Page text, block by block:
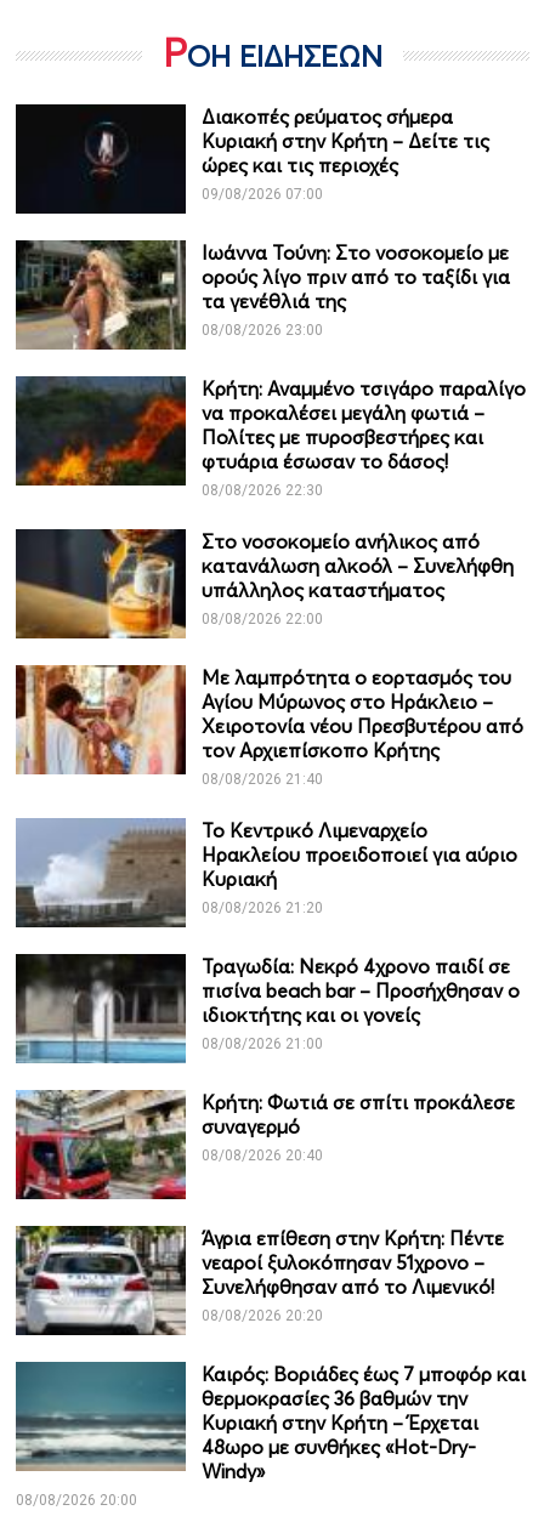
ΡΟΗ ΕΙΔΗΣΕΩΝ
Διακοπές ρεύματος σήμερα
Κυριακή στην Κρήτη – Δείτε τις
ώρες και τις περιοχές
09/08/2026 07:00
Ιωάννα Τούνη: Στο νοσοκομείο με
ορούς λίγο πριν από το ταξίδι για
τα γενέθλιά της
08/08/2026 23:00
Κρήτη: Αναμμένο τσιγάρο παραλίγο
να προκαλέσει μεγάλη φωτιά –
Πολίτες με πυροσβεστήρες και
φτυάρια έσωσαν το δάσος!
08/08/2026 22:30
Στο νοσοκομείο ανήλικος από
κατανάλωση αλκοόλ – Συνελήφθη
υπάλληλος καταστήματος
08/08/2026 22:00
Με λαμπρότητα ο εορτασμός του
Αγίου Μύρωνος στο Ηράκλειο –
Χειροτονία νέου Πρεσβυτέρου από
τον Αρχιεπίσκοπο Κρήτης
08/08/2026 21:40
Το Κεντρικό Λιμεναρχείο
Ηρακλείου προειδοποιεί για αύριο
Κυριακή
08/08/2026 21:20
Τραγωδία: Νεκρό 4χρονο παιδί σε
πισίνα beach bar – Προσήχθησαν ο
ιδιοκτήτης και οι γονείς
08/08/2026 21:00
Κρήτη: Φωτιά σε σπίτι προκάλεσε
συναγερμό
08/08/2026 20:40
Άγρια επίθεση στην Κρήτη: Πέντε
νεαροί ξυλοκόπησαν 51χρονο –
Συνελήφθησαν από το Λιμενικό!
08/08/2026 20:20
Καιρός: Βοριάδες έως 7 μποφόρ και
θερμοκρασίες 36 βαθμών την
Κυριακή στην Κρήτη – Έρχεται
48ωρο με συνθήκες «Hot-Dry-
Windy»
08/08/2026 20:00